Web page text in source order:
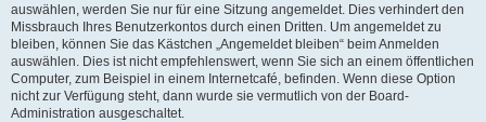
auswählen, werden Sie nur für eine Sitzung angemeldet. Dies verhindert den
Missbrauch Ihres Benutzerkontos durch einen Dritten. Um angemeldet zu
bleiben, können Sie das Kästchen „Angemeldet bleiben“ beim Anmelden
auswählen. Dies ist nicht empfehlenswert, wenn Sie sich an einem öffentlichen
Computer, zum Beispiel in einem Internetcafé, befinden. Wenn diese Option
nicht zur Verfügung steht, dann wurde sie vermutlich von der Board-
Administration ausgeschaltet.